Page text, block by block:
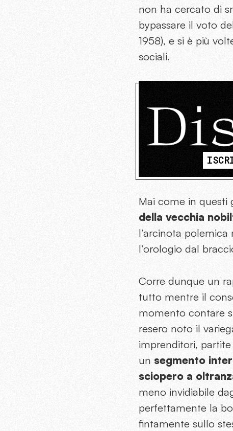
non ha cercato di
bypassare il voto
1958), e si è più
sociali.
Mai come in questi
della vecchia
l’arcinota polemica
l’orologio dal
Corre dunque un
tutto mentre il
momento contare
resero noto il
imprenditori,
un segmento
sciopero a
meno invidiabile
perfettamente la
fintamente sullo